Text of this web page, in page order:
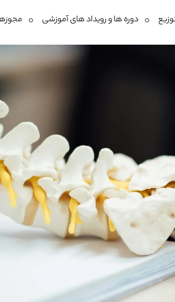
دوره ها و رویداد های آموزشی